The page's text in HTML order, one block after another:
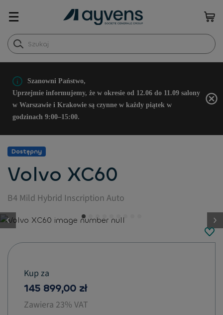
☰
Szanowni Państwo,
Uprzejmie informujemy, że w okresie od 12.06 do 11.09 salony
w Warszawie i Krakowie są czynne w każdy piątek w
godzinach 9:00–15:00.
Dostępny
Volvo XC60
B4 Mild Hybrid Inscription Auto
button.previous
Kup za
145 899,00 zł
Zawiera 23% VAT